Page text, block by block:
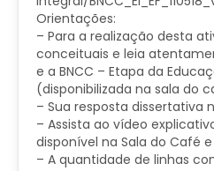
Orientações:
– Para a realização desta
conceituais e leia
e a BNCC – Etapa da
(disponibilizada na sala do
– Sua resposta dissertativa
– Assista ao vídeo
disponível na Sala do Café
– A quantidade de linhas